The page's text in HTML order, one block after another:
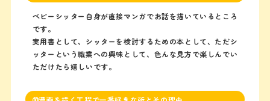
ベビーシッター自身が直接マンガでお話を描いているところ
です。
実用書として、シッターを検討するための本として、ただシ
ッターという職業への興味として、色んな見方で楽しんでい
ただけたら嬉しいです。